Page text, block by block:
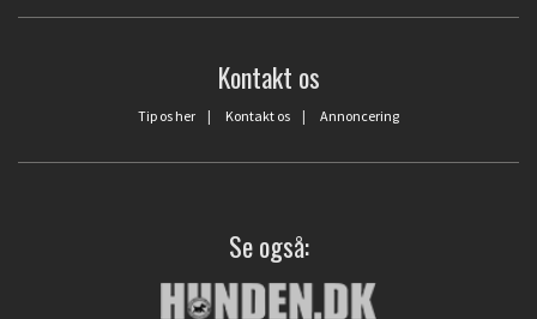
Kontakt os
Tip os her | Kontakt os | Annoncering
Se også: